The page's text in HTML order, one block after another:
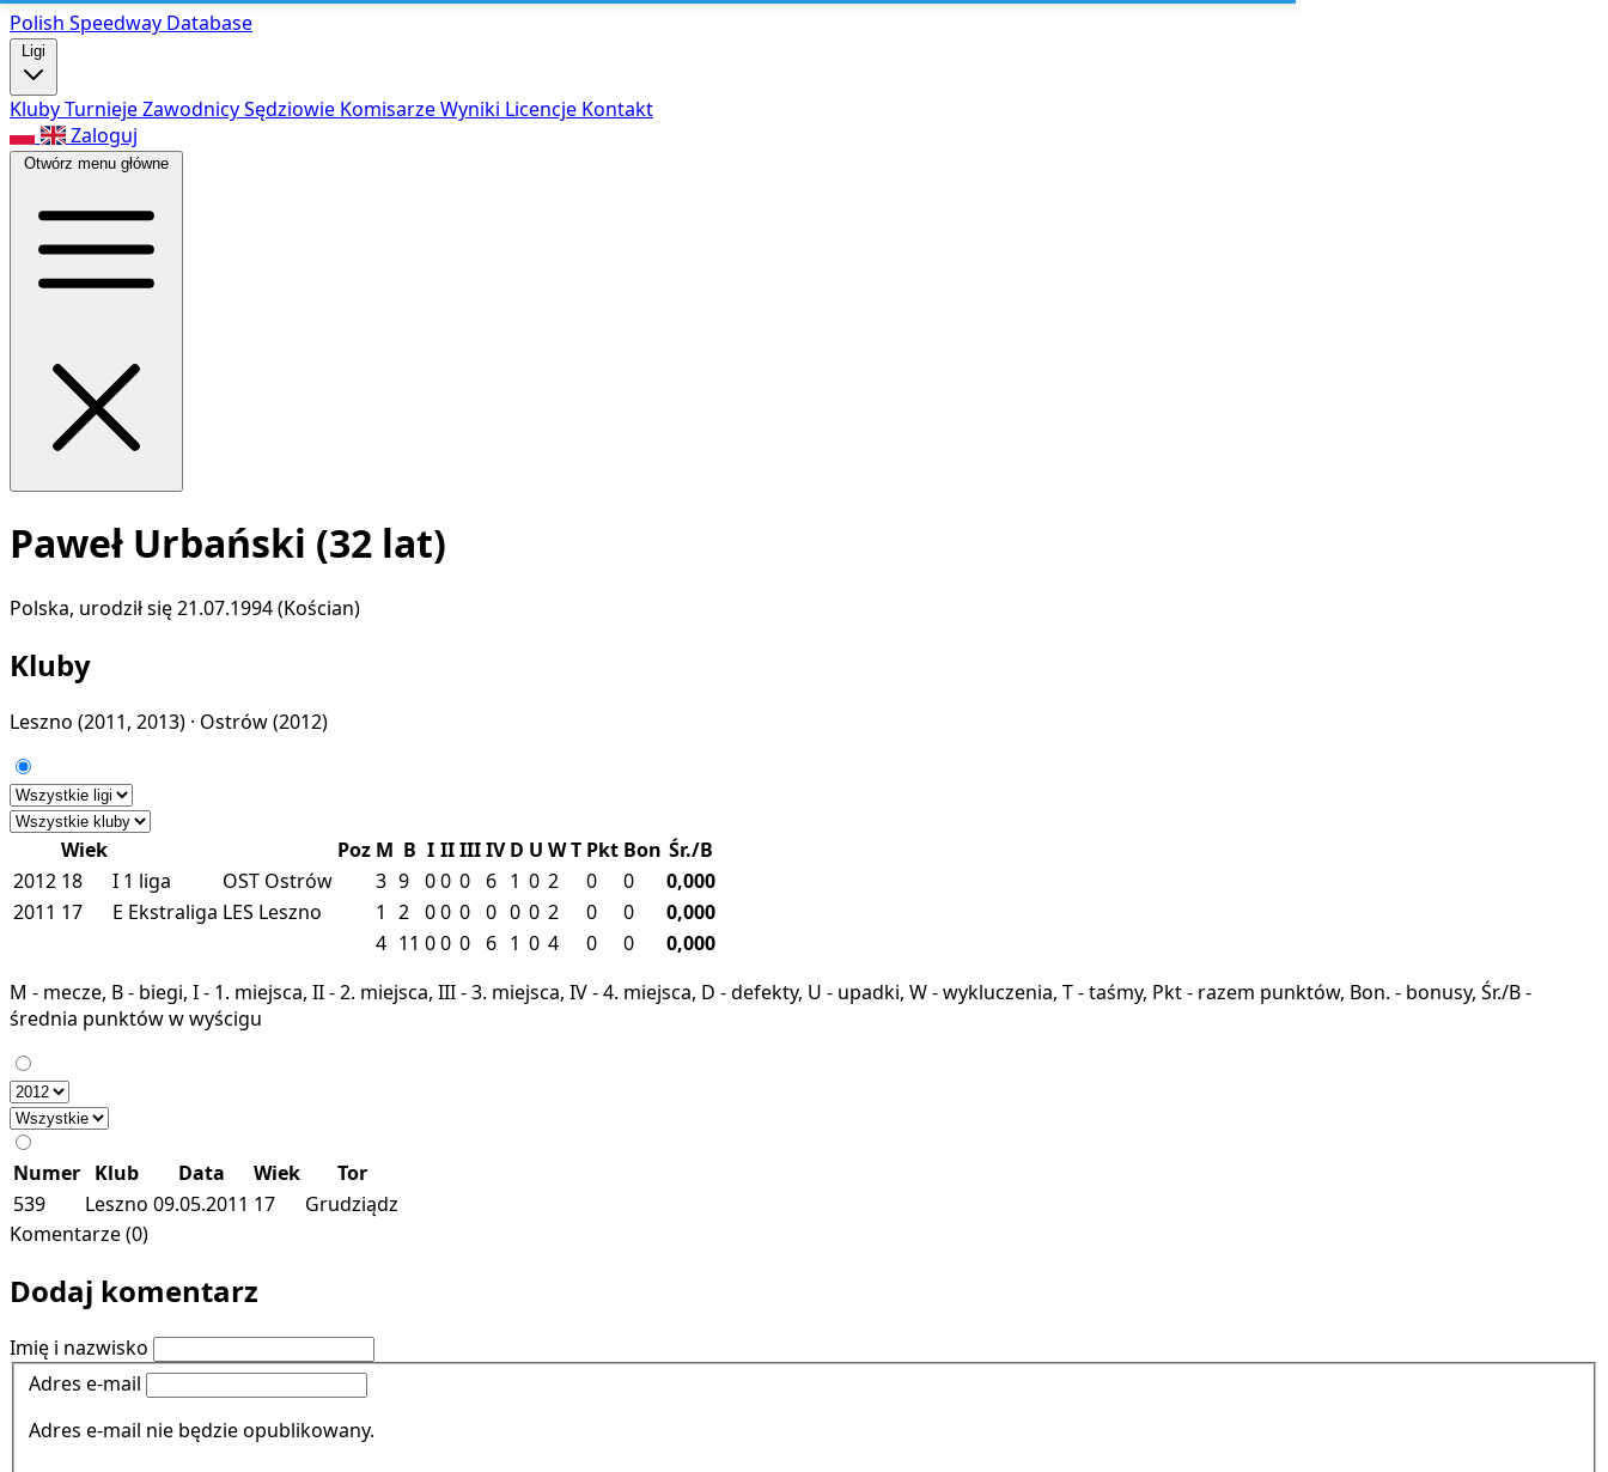
Polish Speedway Database
Ligi
KlubyTurniejeZawodnicySędziowie KomisarzeWyniki Licencje Kontakt
Zaloguj
Otwórz menu główne
Paweł Urbański (32 lat)
Polska, urodził się 21.07.1994 (Kościan)
Kluby
Leszno (2011, 2013) · Ostrów(2012)
Wiek Poz M B I IIIIIIV D U WT Pkt Bon Śr./B
2012 18 I 1 liga OST Ostrów 3 9 00 0 6 1 0 2 0 0
0,000
2011 17 E Ekstraliga LES Leszno 1 2 00 0 0 0 0 2 0 0
0,000
4 11 00 0 6 1 0 4 0 0
0,000
M - mecze, B - biegi, I - 1. miejsca, II - 2. miejsca, III - 3. miejsca, IV - 4. miejsca, D - defekty, U - upadki, W - wykluczenia, T - taśmy, Pkt - razem punktów, Bon. - bonusy, Śr./B -
średnia punktów w wyścigu
Numer Klub Data Wiek
Tor
539
Leszno 09.05.2011 17
Grudziądz
Komentarze (0)
Dodaj komentarz
Imię i nazwisko
Adres e-mail
Adres e-mail nie będzie opublikowany.